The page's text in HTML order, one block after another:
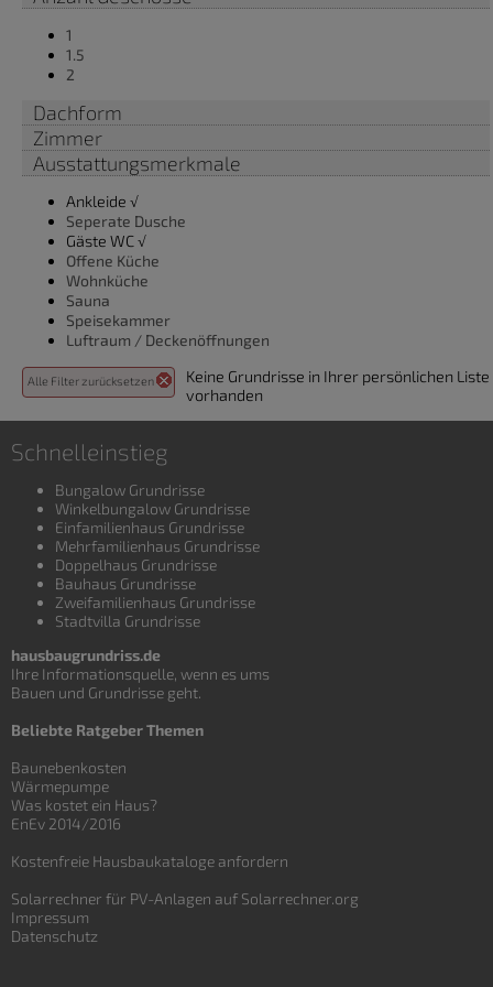
1
1.5
2
Dachform
Zimmer
Ausstattungsmerkmale
Ankleide √
Seperate Dusche
Gäste WC √
Offene Küche
Wohnküche
Sauna
Speisekammer
Luftraum / Deckenöffnungen
Alle Filter zurücksetzen
Keine Grundrisse in Ihrer persönlichen Liste
vorhanden
Schnelleinstieg
Bungalow Grundrisse
Winkelbungalow Grundrisse
Einfamilienhaus Grundrisse
Mehrfamilienhaus Grundrisse
Doppelhaus Grundrisse
Bauhaus Grundrisse
Zweifamilienhaus Grundrisse
Stadtvilla Grundrisse
hausbaugrundriss.de
Ihre Informationsquelle, wenn es ums
Bauen und Grundrisse geht.
Beliebte Ratgeber Themen
Baunebenkosten
Wärmepumpe
Was kostet ein Haus?
EnEv 2014/2016
Kostenfreie Hausbaukataloge anfordern
Solarrechner für PV-Anlagen auf Solarrechner.org
Impressum
Datenschutz